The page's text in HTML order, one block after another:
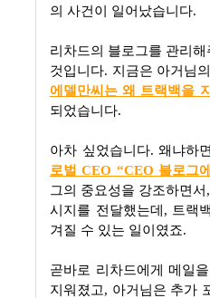
의 사건이 일어났습니다.
리차드의 블로그를 관리
것입니다. 지금은 아거님
에델만씨는 왜 트랙백을
되었습니다.
아차 싶었습니다. 왜냐하
로벌 CEO “CEO 블로그
그의 중요성을 강조하면
시지를 전달했는데, 트랙
겨질 수 있는 일이였죠.
곧바로 리차드에게 메일
지워졌고, 아거님은 추가